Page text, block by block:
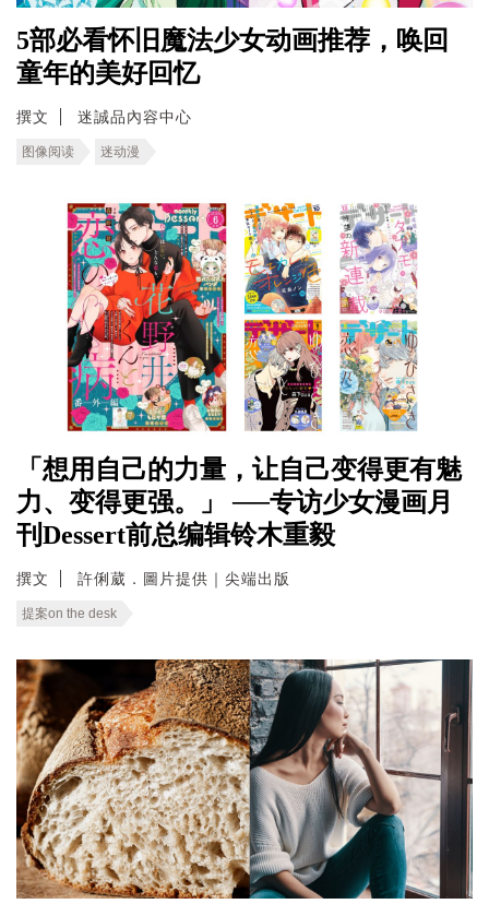
5部必看怀旧魔法少女动画推荐，唤回
童年的美好回忆
撰文 迷誠品內容中心
图像阅读 迷动漫
「想用自己的力量，让自己变得更有魅
力、变得更强。」 ──专访少女漫画月
刊Dessert前总编辑铃木重毅
撰文 許俐葳．圖片提供｜尖端出版
提案on the desk